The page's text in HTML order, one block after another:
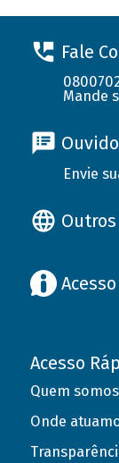
Fale
Mande
Envie
Acesso
Quem somos
Onde